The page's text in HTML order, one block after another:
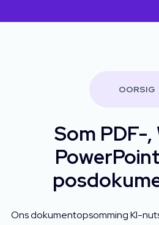
OORSIG
Som PDF-
Ons dokumentopsomming KI-